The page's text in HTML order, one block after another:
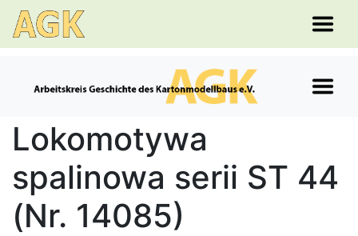
Lokomotywa
spalinowa serii ST 44
(Nr. 14085)